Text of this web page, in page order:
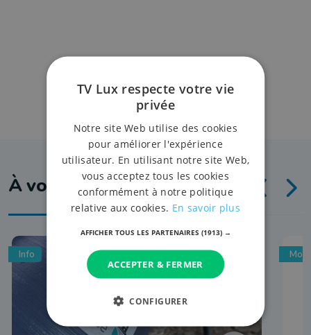
À voir aussi
Info
TV Lux respecte votre vie
privée
Notre site Web utilise des cookies
pour améliorer l'expérience
utilisateur. En utilisant notre site Web,
vous acceptez tous les cookies
conformément à notre politique
relative aux cookies. En savoir plus
AFFICHER TOUS LES PARTENAIRES (1913) →
ACCEPTER & FERMER
CONFIGURER